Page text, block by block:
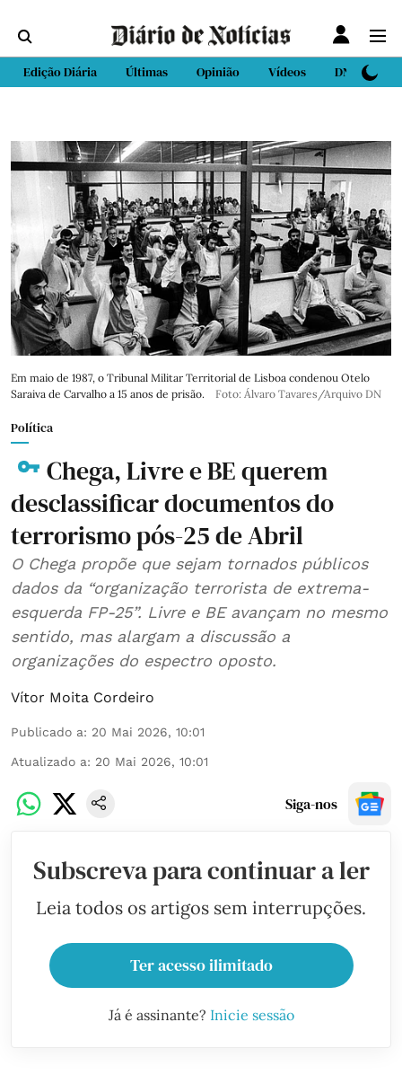
Edição Diária Últimas Opinião Vídeos DN Sport
Em maio de 1987, o Tribunal Militar Territorial de Lisboa condenou Otelo
Saraiva de Carvalho a 15 anos de prisão.
Foto: Álvaro Tavares/Arquivo DN
Política
Chega, Livre e BE querem
desclassificar documentos do
terrorismo pós-25 de Abril
O Chega propõe que sejam tornados públicos
dados da “organização terrorista de extrema-
esquerda FP-25”. Livre e BE avançam no mesmo
sentido, mas alargam a discussão a
organizações do espectro oposto.
Vítor Moita Cordeiro
Publicado a: 20 Mai 2026, 10:01
Atualizado a: 20 Mai 2026, 10:01
Siga-nos
Subscreva para continuar a ler
Leia todos os artigos sem interrupções.
Ter acesso ilimitado
Já é assinante? Inicie sessão